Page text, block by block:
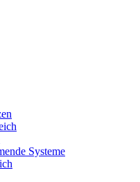
Systeme